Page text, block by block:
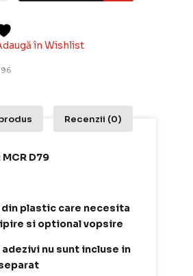
în Wishlist
Recenzii (0)
D79
din plastic care necesita
si optional vopsire
nu sunt incluse in